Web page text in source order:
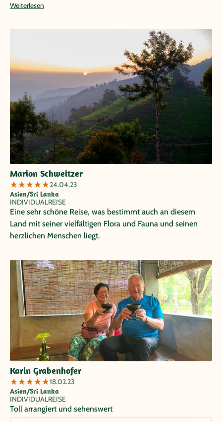
flexibel auf unsere Änderungswünsche reagiert hat. In der
Schade, aber in einem El Nino-Jahr leider möglich.
Weiterlesen
Marion Schweitzer
★★★★★24.04.23
Asien/Sri Lanka
INDIVIDUALREISE
Eine sehr schöne Reise, was bestimmt auch an diesem
Land mit seiner vielfältigen Flora und Fauna und seinen
herzlichen Menschen liegt.
Karin Grabenhofer
★★★★★18.02.23
Asien/Sri Lanka
INDIVIDUALREISE
Toll arrangiert und sehenswert